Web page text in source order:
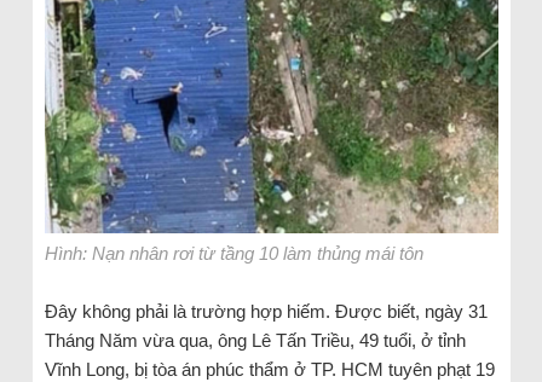
Hình: Nạn nhân rơi từ tầng 10 làm thủng mái tôn
Đây không phải là trường hợp hiếm. Được biết, ngày 31
Tháng Năm vừa qua, ông Lê Tấn Triều, 49 tuổi, ở tỉnh
Vĩnh Long, bị tòa án phúc thẩm ở TP. HCM tuyên phạt 19